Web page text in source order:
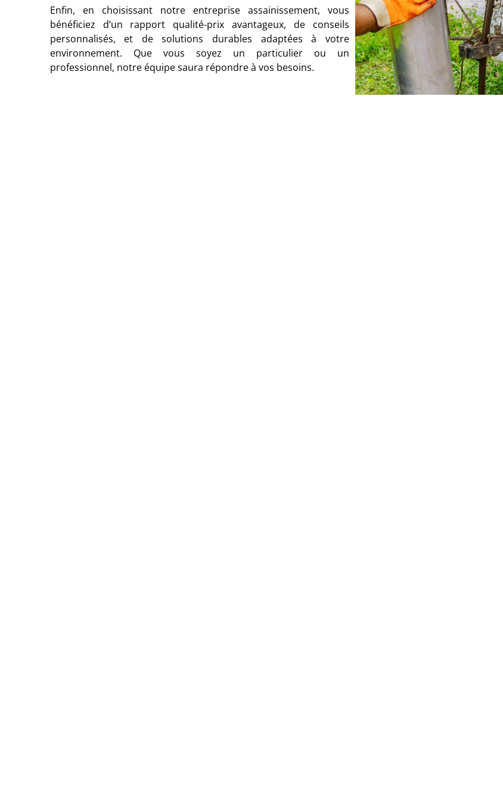
Enfin, en choisissant notre entreprise assainissement, vous
bénéficiez d’un rapport qualité-prix avantageux, de conseils
personnalisés, et de solutions durables adaptées à votre
environnement. Que vous soyez un particulier ou un
professionnel, notre équipe saura répondre à vos besoins.